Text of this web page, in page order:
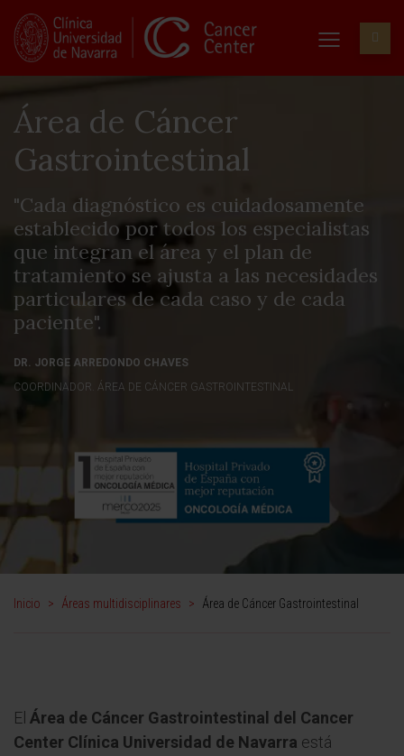
Área de Cáncer
Gastrointestinal
"Cada diagnóstico es cuidadosamente
establecido por todos los especialistas
que integran el área y el plan de
tratamiento se ajusta a las necesidades
particulares de cada caso y de cada
paciente".
DR. JORGE ARREDONDO CHAVES
COORDINADOR. ÁREA DE CÁNCER GASTROINTESTINAL
Inicio > Áreas multidisciplinares > Área de Cáncer Gastrointestinal
El Área de Cáncer Gastrointestinal del Cancer
Center Clínica Universidad de Navarra está